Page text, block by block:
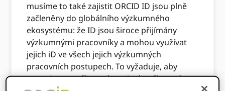
musíme to také zajistit ORCID ID jsou plně
začleněny do globálního výzkumného
ekosystému: že ID jsou široce přijímány
výzkumnými pracovníky a mohou využívat
jejich iD ve všech jejich výzkumných
pracovních postupech. To vyžaduje, aby
organizace-nečlenové a zejména členové-